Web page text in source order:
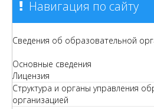
Навигация по сайту
Сведения об образовательной
Основные сведения
Лицензия
Структура и органы управления
организацией